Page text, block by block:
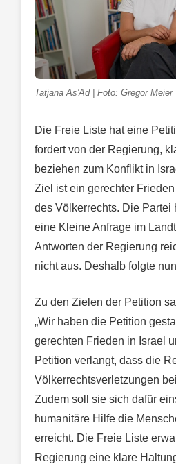
Tatjana As'Ad | Foto: Gregor Meier
Die Freie Liste hat eine
fordert von der Regierung,
beziehen zum Konflikt in
Ziel ist ein gerechter
des Völkerrechts. Die Partei
eine Kleine Anfrage im
Antworten der Regierung
nicht aus. Deshalb folgte
Zu den Zielen der Petition
„Wir haben die Petition
gerechten Frieden in Israel
Petition verlangt, dass die
Völkerrechtsverletzungen
Zudem soll sie sich dafür
humanitäre Hilfe die
erreicht. Die Freie Liste
Regierung eine klare